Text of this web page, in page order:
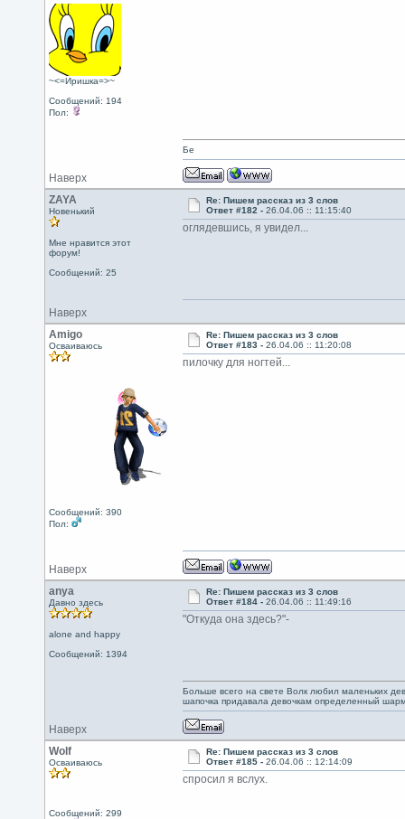
~<=Иришка=>~
Сообщений: 194
Пол:
Наверх
Бе
ZAYA
Новенький
Мне нравится этот
форум!
Сообщений: 25
Re: Пишем рассказ из 3 слов
Ответ #182 - 26.04.06 :: 11:15:40
оглядевшись, я увидел...
Наверх
Amigo
Осваиваюсь
Сообщений: 390
Пол:
Re: Пишем рассказ из 3 слов
Ответ #183 - 26.04.06 :: 11:20:08
пилочку для ногтей...
Наверх
anya
Давно здесь
alone and happy
Сообщений: 1394
Re: Пишем рассказ из 3 слов
Ответ #184 - 26.04.06 :: 11:49:16
"Откуда она здесь?"-
Наверх
Больше всего на свете Волк любил маленьких
шапочка придавала девочкам определенный
Wolf
Осваиваюсь
Сообщений: 299
Re: Пишем рассказ из 3 слов
Ответ #185 - 26.04.06 :: 12:14:09
спросил я вслух.